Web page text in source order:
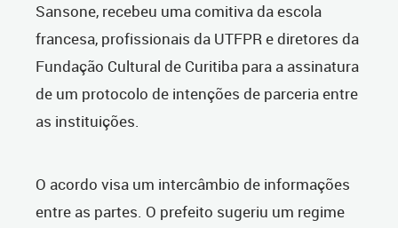
Sansone, recebeu uma comitiva da escola
francesa, profissionais da UTFPR e diretores da
Fundação Cultural de Curitiba para a assinatura
de um protocolo de intenções de parceria entre
as instituições.
O acordo visa um intercâmbio de informações
entre as partes. O prefeito sugeriu um regime